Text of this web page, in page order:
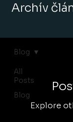
Archív
All
Posts
Blog
Blog
Explore